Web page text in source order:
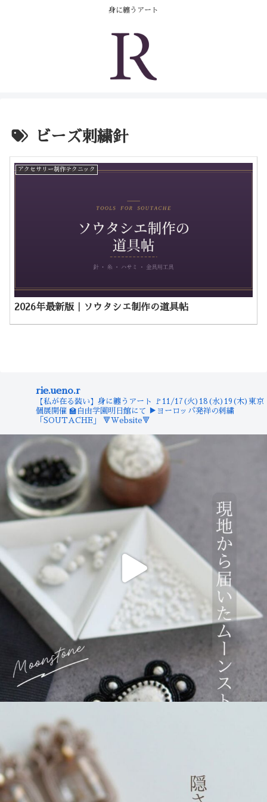
身に纏うアート
ビーズ刺繍針
アクセサリー制作テクニック
2026年最新版｜ソウタシエ制作の道具帖
rie.ueno.r
【私が在る装い】身に纏うアート
🚩11/17(火)18(水)19(木)東京
個展開催 🏫自由学園明日館にて
▶︎ヨーロッパ発祥の刺繍
「SOUTACHE」
🔻Website🔻